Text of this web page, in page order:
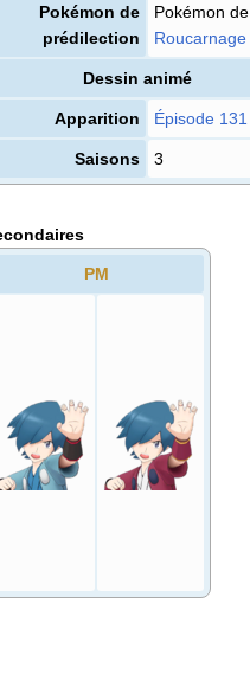
Pokémon de
prédilection
Pokémon de
Roucarnage
Dessin animé
Apparition Épisode 131
Saisons 3
PM